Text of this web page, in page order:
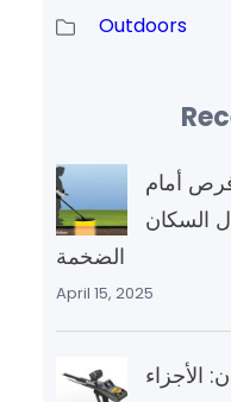
Outdoors
أمام
السكان
الضخمة
April 15, 2025
الأجزاء